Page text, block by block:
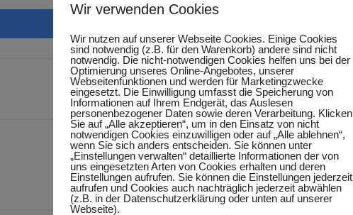
Wir verwenden Cookies
Wir nutzen auf unserer Webseite Cookies. Einige Cookies
sind notwendig (z.B. für den Warenkorb) andere sind nicht
notwendig. Die nicht-notwendigen Cookies helfen uns bei der
Optimierung unseres Online-Angebotes, unserer
Webseitenfunktionen und werden für Marketingzwecke
eingesetzt. Die Einwilligung umfasst die Speicherung von
Informationen auf Ihrem Endgerät, das Auslesen
personenbezogener Daten sowie deren Verarbeitung. Klicken
Sie auf „Alle akzeptieren“, um in den Einsatz von nicht
notwendigen Cookies einzuwilligen oder auf „Alle ablehnen“,
wenn Sie sich anders entscheiden. Sie können unter
„Einstellungen verwalten“ detaillierte Informationen der von
uns eingesetzten Arten von Cookies erhalten und deren
Einstellungen aufrufen. Sie können die Einstellungen jederzeit
aufrufen und Cookies auch nachträglich jederzeit abwählen
(z.B. in der Datenschutzerklärung oder unten auf unserer
Webseite).